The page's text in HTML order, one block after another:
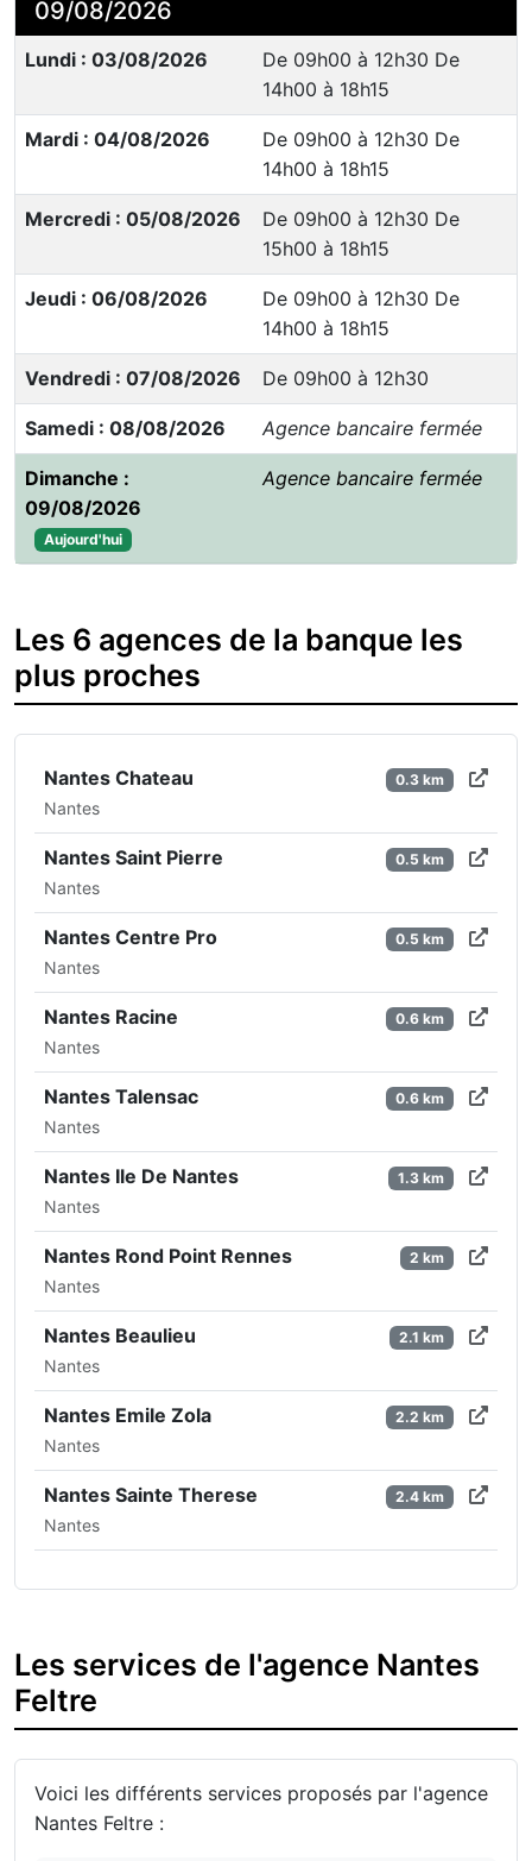
09/08/2026
Lundi : 03/08/2026
De 09h00 à 12h30 De
14h00 à 18h15
Mardi : 04/08/2026
De 09h00 à 12h30 De
14h00 à 18h15
Mercredi : 05/08/2026
De 09h00 à 12h30 De
15h00 à 18h15
Jeudi : 06/08/2026
De 09h00 à 12h30 De
14h00 à 18h15
Vendredi : 07/08/2026 De 09h00 à 12h30
Samedi : 08/08/2026 Agence bancaire fermée
Dimanche :
09/08/2026
Aujourd'hui
Agence bancaire fermée
Les 6 agences de la banque les
plus proches
Nantes Chateau
Nantes
0.3 km
Nantes Saint Pierre
Nantes
0.5 km
Nantes Centre Pro
Nantes
0.5 km
Nantes Racine
Nantes
0.6 km
Nantes Talensac
Nantes
0.6 km
Nantes Ile De Nantes
Nantes
1.3 km
Nantes Rond Point Rennes
Nantes
2 km
Nantes Beaulieu
Nantes
2.1 km
Nantes Emile Zola
Nantes
2.2 km
Nantes Sainte Therese
Nantes
2.4 km
Les services de l'agence Nantes
Feltre
Voici les différents services proposés par l'agence
Nantes Feltre :